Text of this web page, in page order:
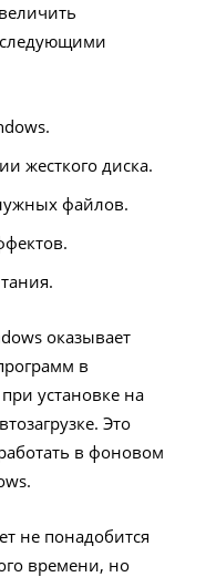
следующими
жесткого диска.
файлов.
оказывает
в
установке на
Это
в фоновом
не понадобится
времени, но